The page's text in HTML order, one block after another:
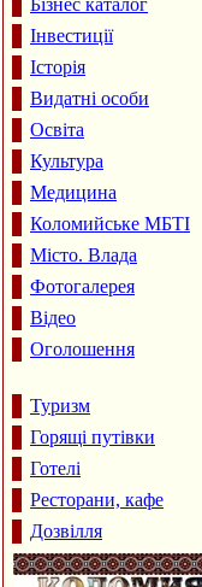
Бізнес каталог
Інвестиції
Історія
Видатні особи
Освіта
Культура
Медицина
Коломийське МБТІ
Місто. Влада
Фотогалерея
Відео
Оголошення
Туризм
Горящі путівки
Готелі
Ресторани, кафе
Дозвілля